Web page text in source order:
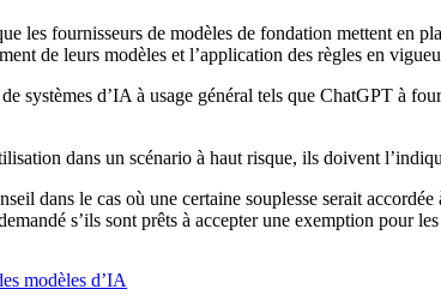
les fournisseurs de modèles de fondation mettent en
de leurs modèles et l’application des règles en
systèmes d’IA à usage général tels que ChatGPT à
dans un scénario à haut risque, ils doivent
dans le cas où une certaine souplesse serait
s’ils sont prêts à accepter une exemption pour
modèles d’IA